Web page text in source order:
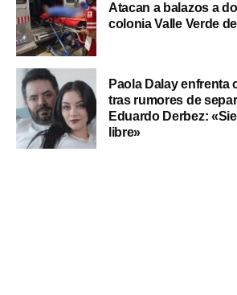
Atacan a balazos a
colonia Valle Verde
Paola Dalay enfrenta
tras rumores de
Eduardo Derbez:
libre»